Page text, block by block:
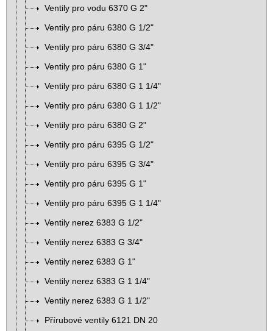
Ventily pro vodu 6370 G 2"
Ventily pro páru 6380 G 1/2"
Ventily pro páru 6380 G 3/4"
Ventily pro páru 6380 G 1"
Ventily pro páru 6380 G 1 1/4"
Ventily pro páru 6380 G 1 1/2"
Ventily pro páru 6380 G 2"
Ventily pro páru 6395 G 1/2"
Ventily pro páru 6395 G 3/4"
Ventily pro páru 6395 G 1"
Ventily pro páru 6395 G 1 1/4"
Ventily nerez 6383 G 1/2"
Ventily nerez 6383 G 3/4"
Ventily nerez 6383 G 1"
Ventily nerez 6383 G 1 1/4"
Ventily nerez 6383 G 1 1/2"
Přírubové ventily 6121 DN 20